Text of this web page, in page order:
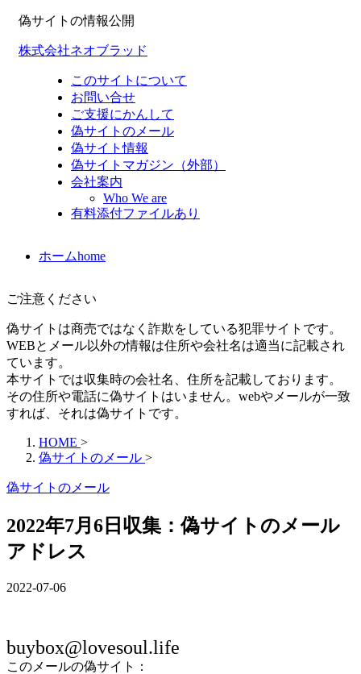
偽サイトの情報公開
株式会社ネオブラッド
このサイトについて
お問い合せ
ご支援にかんして
偽サイトのメール
偽サイト情報
偽サイトマガジン（外部）
会社案内
Who We are
有料添付ファイルあり
ホームhome
ご注意ください
偽サイトは商売ではなく詐欺をしている犯罪サイトです。
WEBとメール以外の情報は住所や会社名は適当に記載され
ています。
本サイトでは収集時の会社名、住所を記載しております。
その住所や電話に偽サイトはいません。webやメールが一致
すれば、それは偽サイトです。
HOME >
偽サイトのメール >
偽サイトのメール
2022年7月6日収集：偽サイトのメール
アドレス
2022-07-06
buybox@lovesoul.life
このメールの偽サイト：